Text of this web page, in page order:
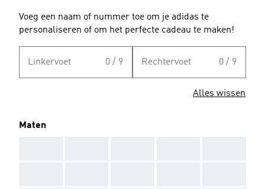
Voeg een naam of nummer toe om je adidas te
personaliseren of om het perfecte cadeau te maken!
Linkervoet 0 / 9 Rechtervoet 0 / 9
Alles wissen
Maten